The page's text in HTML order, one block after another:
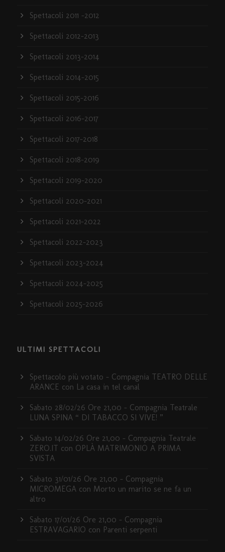
Spettacoli 2011 -2012
Spettacoli 2012-2013
Spettacoli 2013-2014
Spettacoli 2014-2015
Spettacoli 2015-2016
Spettacoli 2016-2017
Spettacoli 2017-2018
Spettacoli 2018-2019
Spettacoli 2019-2020
Spettacoli 2020-2021
Spettacoli 2021-2022
Spettacoli 2022-2023
Spettacoli 2023-2024
Spettacoli 2024-2025
Spettacoli 2025-2026
ULTIMI SPETTACOLI
Spettacolo più votato – Compagnia TEATRO DELLE
ARANCE con La casa in tel canal
Sabato 28/02/26 Ore 21,00 – Compagnia Teatrale
LUNA SPINA “ DI TABACCO SI VIVE! ”
Sabato 14/02/26 Ore 21,00 – Compagnia Teatrale
ZERO.IT con OPLÀ MATRIMONIO A PRIMA
SVISTA
Sabato 31/01/26 Ore 21,00 – Compagnia
MICROMEGA con Morto un marito se ne fa un
altro
Sabato 17/01/26 Ore 21,00 – Compagnia
ESTRAVAGARIO con Parenti serpenti